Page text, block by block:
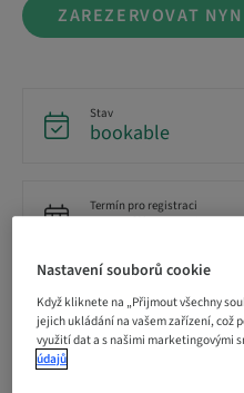
ZAREZERVOVAT
Stav
bookable
Termín pro registraci
18. zář 2026
Cena za účastníka (platí
USD 19900.00
Nastavení souborů cookie
Když kliknete na „Přijmout všechny
jejich ukládání na vašem zařízení, což
využití dat a s našimi marketingovými
údajů